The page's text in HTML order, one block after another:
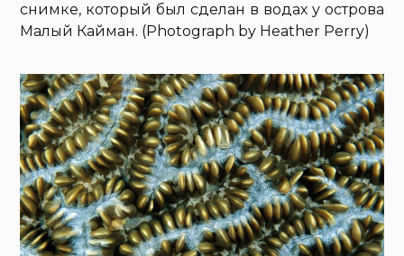
снимке, который был сделан в водах у острова
Малый Кайман. (Photograph by Heather Perry)